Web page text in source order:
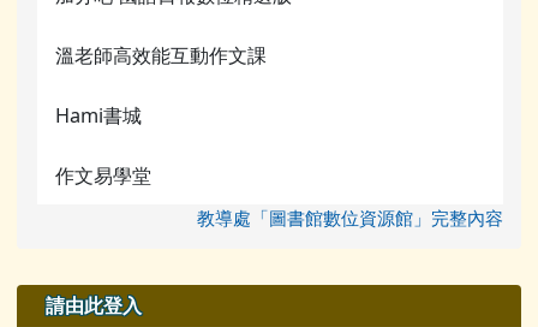
溫老師高效能互動作文課
Hami書城
作文易學堂
教導處「圖書館數位資源館」完整內容
右邊區域內容
請由此登入